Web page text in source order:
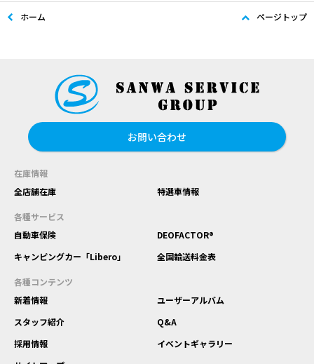
ホーム ページトップ
お問い合わせ
在庫情報
全店舗在庫
特選車情報
各種サービス
自動車保険
DEOFACTOR®
キャンピングカー「Libero」
全国輸送料金表
各種コンテンツ
新着情報
ユーザーアルバム
スタッフ紹介
Q&A
採用情報
イベントギャラリー